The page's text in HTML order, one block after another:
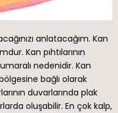
anlatacağım. Kan
Kan pıhtılarının
nedenidir. Kan
bağlı olarak
duvarlarında plak
oluşabilir. En çok kalp,